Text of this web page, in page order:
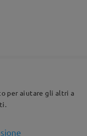
per aiutare gli altri a